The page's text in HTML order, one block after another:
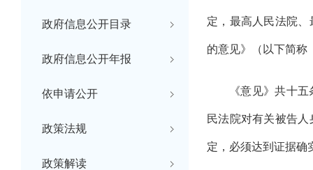
政府信息公开目录
政府信息公开年报
依申请公开
政策法规
政策解读
定，最高人民法院
的意见》（以下简称
《意见》共十
民法院对有关被告
定，必须达到证据确